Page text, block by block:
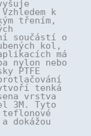
k
třením,
součástí o
kol,
má
nylon nebo
PTFE
tenká
vrstva
3M. Tyto
dokážou